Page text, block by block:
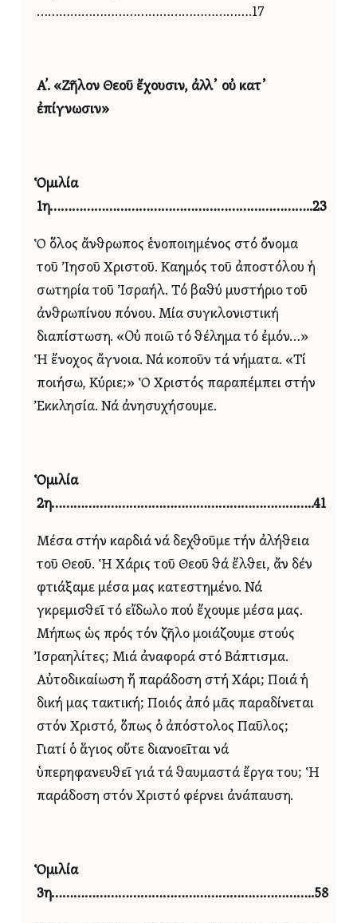
………………………………………………….17
Α’. «Ζῆλον Θεοῦ ἔχουσιν, ἀλλ᾿ οὐ κατ᾿
ἐπίγνωσιν»
Ὁμιλία
1η……………………………………………………………..23
Ὁ ὅλος ἄνθρωπος ἑνοποιημένος στό ὄνομα
τοῦ Ἰησοῦ Χριστοῦ. Καημός τοῦ ἀποστόλου ἡ
σωτηρία τοῦ Ἰσραήλ. Τό βαθύ μυστήριο τοῦ
ἀνθρωπίνου πόνου. Μία συγκλονιστική
διαπίστωση. «Οὐ ποιῶ τό θέλημα τό ἐμόν…»
Ἡ ἔνοχος ἄγνοια. Νά κοποῦν τά νήματα. «Τί
ποιήσω, Κύριε;» Ὁ Χριστός παραπέμπει στήν
Ἐκκλησία. Νά ἀνησυχήσουμε.
Ὁμιλία
2η……………………………………………………………..41
Μέσα στήν καρδιά νά δεχθοῦμε τήν ἀλήθεια
τοῦ Θεοῦ. Ἡ Χάρις τοῦ Θεοῦ θά ἔλθει, ἄν δέν
φτιάξαμε μέσα μας κατεστημένο. Νά
γκρεμισθεῖ τό εἴδωλο πού ἔχουμε μέσα μας.
Μήπως ὡς πρός τόν ζῆλο μοιάζουμε στούς
Ἰσραηλίτες; Μιά ἀναφορά στό Βάπτισμα.
Αὐτοδικαίωση ἤ παράδοση στή Χάρι; Ποιά ἡ
δική μας τακτική; Ποιός ἀπό μᾶς παραδίνεται
στόν Χριστό, ὅπως ὁ ἀπόστολος Παῦλος;
Γιατί ὁ ἅγιος οὔτε διανοεῖται νά
ὑπερηφανευθεῖ γιά τά θαυμαστά ἔργα του; Ἡ
παράδοση στόν Χριστό φέρνει ἀνάπαυση.
Ὁμιλία
3η……………………………………………………………..58